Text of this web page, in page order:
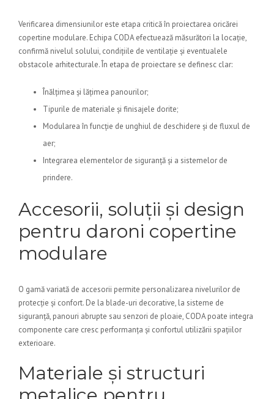
Verificarea dimensiunilor este etapa critică în proiectarea oricărei
copertine modulare. Echipa CODA efectuează măsurători la locație,
confirmă nivelul solului, condițiile de ventilație și eventualele
obstacole arhitecturale. În etapa de proiectare se definesc clar:
Înălțimea și lățimea panourilor;
Tipurile de materiale și finisajele dorite;
Modularea în funcție de unghiul de deschidere și de fluxul de
aer;
Integrarea elementelor de siguranță și a sistemelor de
prindere.
Accesorii, soluții și design
pentru daroni copertine
modulare
O gamă variată de accesorii permite personalizarea nivelurilor de
protecție și confort. De la blade-uri decorative, la sisteme de
siguranță, panouri abrupte sau senzori de ploaie, CODA poate integra
componente care cresc performanța și confortul utilizării spațiilor
exterioare.
Materiale și structuri